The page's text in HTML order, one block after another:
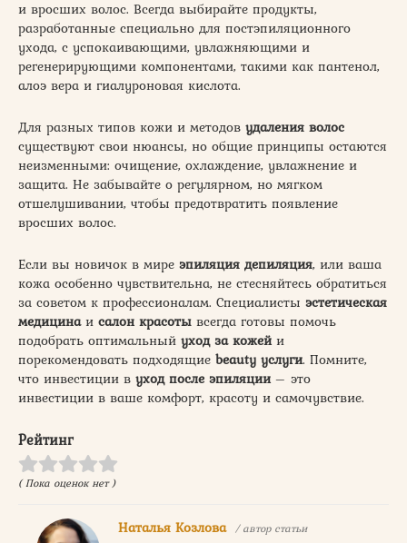
и вросших волос. Всегда выбирайте продукты,
разработанные специально для постэпиляционного
ухода, с успокаивающими, увлажняющими и
регенерирующими компонентами, такими как пантенол,
алоэ вера и гиалуроновая кислота.
Для разных типов кожи и методов удаления волос
существуют свои нюансы, но общие принципы остаются
неизменными: очищение, охлаждение, увлажнение и
защита. Не забывайте о регулярном, но мягком
отшелушивании, чтобы предотвратить появление
вросших волос.
Если вы новичок в мире эпиляция депиляция, или ваша
кожа особенно чувствительна, не стесняйтесь обратиться
за советом к профессионалам. Специалисты эстетическая
медицинаи салон красоты всегда готовы помочь
подобрать оптимальный уход за кожейи
порекомендовать подходящие beauty услуги. Помните,
что инвестиции в уход после эпиляции– это
инвестиции в ваше комфорт, красоту и самочувствие.
Рейтинг
( Пока оценок нет )
Наталья Козлова / автор статьи